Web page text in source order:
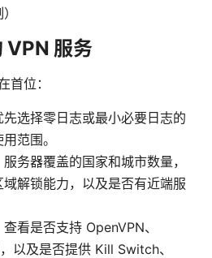
VPN 服务
首位：
选择零日志或最小必要日志的
范围。
务器覆盖的国家和城市数量，
解锁能力，以及是否有近端服
看是否支持 OpenVPN、
以及是否提供 Kill Switch、